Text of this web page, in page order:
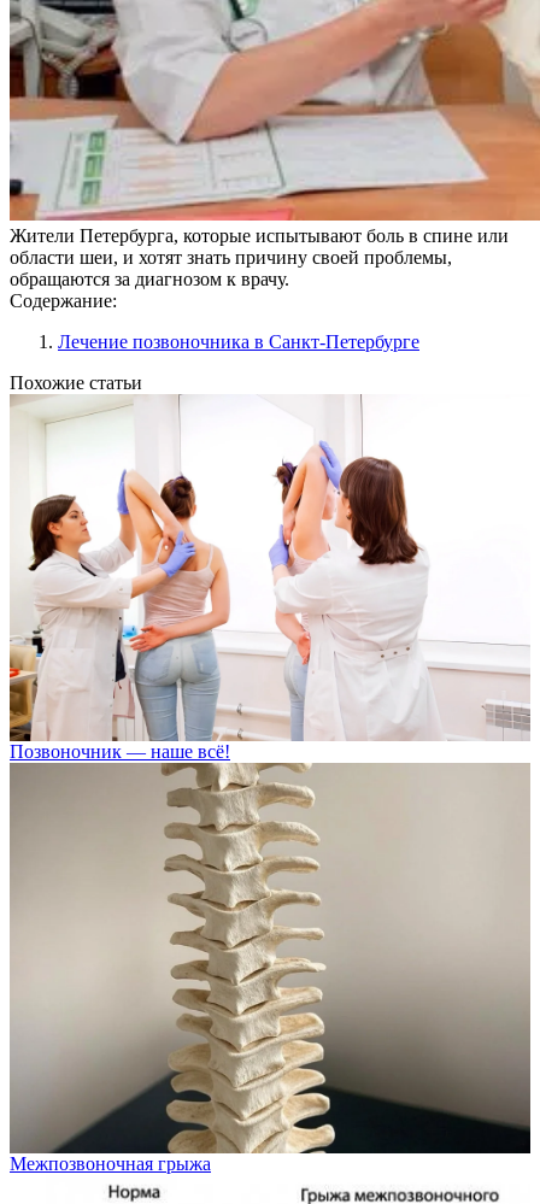
Жители Петербурга, которые испытывают боль в спине или
области шеи, и хотят знать причину своей проблемы,
обращаются за диагнозом к врачу.
Содержание:
Лечение позвоночника в Санкт-Петербурге
Похожие статьи
Позвоночник — наше всё!
Межпозвоночная грыжа